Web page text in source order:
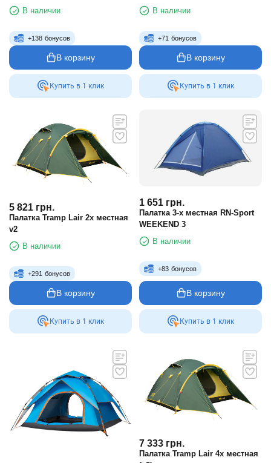
местная для туризма RN-Sport
LX003 зеленый
В наличии
+138 бонусов
В корзину
Купить в 1 клик
SY-013, цвета в ассортименте
В наличии
+71 бонусов
В корзину
Купить в 1 клик
5 821 грн.
Палатка Tramp Lair 2х местная
v2
В наличии
+291 бонусов
В корзину
Купить в 1 клик
1 651 грн.
Палатка 3-х местная RN-Sport
WEEKEND 3
В наличии
+83 бонусов
В корзину
Купить в 1 клик
7 333 грн.
Палатка Tramp Lair 4х местная